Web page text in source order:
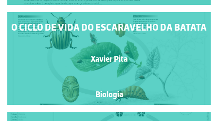
O CICLO DE VIDA DO ESCARAVELHO DA BATATA
Xavier Pita
Biologia